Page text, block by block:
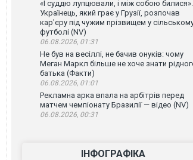
«І суддю лупцювали, і між собою билися».
Українець, який грає у Грузії, розпочав
кар'єру під чужим прізвищем у
футболі (NV)
06.08.2026, 01:31
Не був на весіллі, не бачив онуків: чому
Меган Маркл більше не хоче знати
батька (Факти)
06.08.2026, 01:01
Рекламна арка впала на арбітрів перед
матчем чемпіонату Бразилії — відео (NV)
06.08.2026, 00:31
ІНФОГРАФІКА